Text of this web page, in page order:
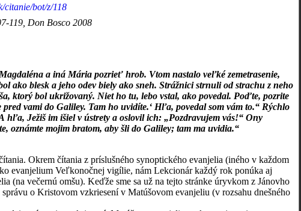
citanie/bot/z/118
119, Don Bosco 2008
a iná Mária pozrieť hrob. Vtom nastalo veľké zemetrasenie,
ako blesk a jeho odev biely ako sneh. Strážnici strnuli od strachu z neho
ktorý bol ukrižovaný. Niet ho tu, lebo vstal, ako povedal. Poďte, pozrite
vami do Galiley. Tam ho uvidíte.‘ Hľa, povedal som vám to.“ Rýchlo
Ježiš im išiel v ústrety a oslovil ich: „Pozdravujem vás!“ Ony
oznámte mojim bratom, aby šli do Galiley; tam ma uvidia.“
Okrem čítania z príslušného synoptického evanjelia (iného v každom
evanjelium Veľkonočnej vigílie, nám Lekcionár každý rok ponúka aj
(na večernú omšu). Keďže sme sa už na tejto stránke úryvkom z Jánovho
o Kristovom vzkriesení v Matúšovom evanjeliu (v rozsahu dnešného